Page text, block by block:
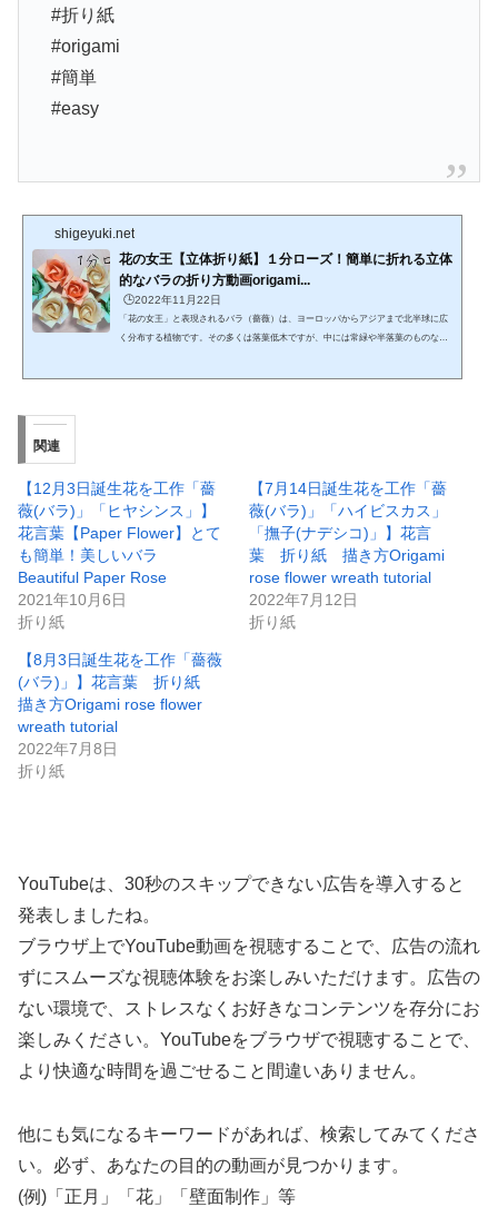
#折り紙
#origami
#簡単
#easy
shigeyuki.net
花の女王【立体折り紙】１分ローズ！簡単に折れる立体
的なバラの折り方動画origami...
🕒️2022年11月22日
「花の女王」と表現されるバラ（薔薇）は、ヨーロッパからアジアまで北半球に広
く分布する植物です。その多くは落葉低木ですが、中には常緑や半落葉のものなど
関連
【12月3日誕生花を工作「薔
薇(バラ)」「ヒヤシンス」】
花言葉【Paper Flower】とて
も簡単！美しいバラ
Beautiful Paper Rose
2021年10月6日
折り紙
【7月14日誕生花を工作「薔
薇(バラ)」「ハイビスカス」
「撫子(ナデシコ)」】花言
葉 折り紙 描き方Origami
rose flower wreath tutorial
2022年7月12日
折り紙
【8月3日誕生花を工作「薔薇
(バラ)」】花言葉 折り紙
描き方Origami rose flower
wreath tutorial
2022年7月8日
折り紙
YouTubeは、30秒のスキップできない広告を導入すると
発表しましたね。
ブラウザ上でYouTube動画を視聴することで、広告の流れ
ずにスムーズな視聴体験をお楽しみいただけます。広告の
ない環境で、ストレスなくお好きなコンテンツを存分にお
楽しみください。YouTubeをブラウザで視聴することで、
より快適な時間を過ごせること間違いありません。
他にも気になるキーワードがあれば、検索してみてくださ
い。必ず、あなたの目的の動画が見つかります。
(例)「正月」「花」「壁面制作」等